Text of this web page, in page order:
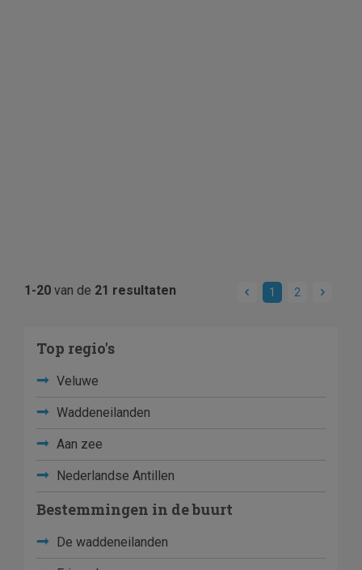
1-20 van de 21 resultaten 1 2
Top regio's
Veluwe
Waddeneilanden
Aan zee
Nederlandse Antillen
Bestemmingen in de buurt
De waddeneilanden